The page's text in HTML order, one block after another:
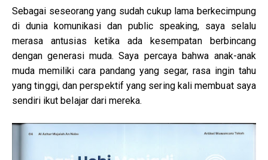
Sebagai seseorang yang sudah cukup lama berkecimpung
di dunia komunikasi dan public speaking, saya selalu
merasa antusias ketika ada kesempatan berbincang
dengan generasi muda. Saya percaya bahwa anak-anak
muda memiliki cara pandang yang segar, rasa ingin tahu
yang tinggi, dan perspektif yang sering kali membuat saya
sendiri ikut belajar dari mereka.